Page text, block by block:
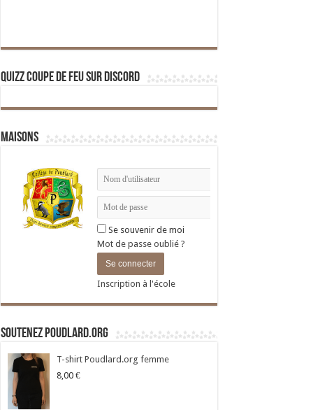
Quizz Coupe de Feu sur Discord
Maisons
Se souvenir de moi
Mot de passe oublié ?
Inscription à l'école
Soutenez Poudlard.org
T-shirt Poudlard.org femme
8,00 €